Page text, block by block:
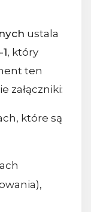
ustala
, który
ten
załączniki:
które są